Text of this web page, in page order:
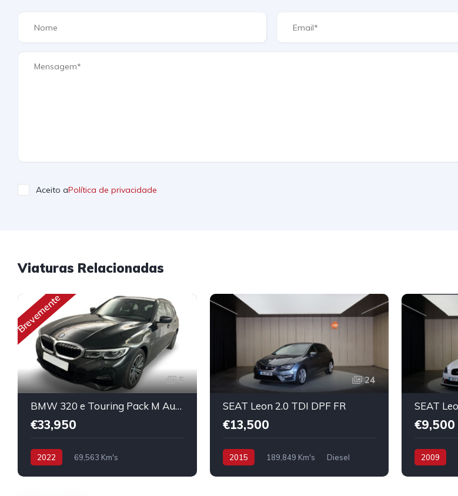
Aceito aPolítica de privacidade
Viaturas Relacionadas
Brevemente
5
BMW 320 e Touring Pack M Auto
€33,950
2022
69,563 Km's
24
SEAT Leon 2.0 TDI DPF FR
€13,500
2015 189,849 Km's Diesel
SEAT
€9,500
2009